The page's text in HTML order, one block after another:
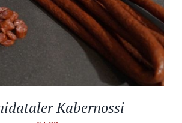
WARENKORB / DETAILS
Kabernossi